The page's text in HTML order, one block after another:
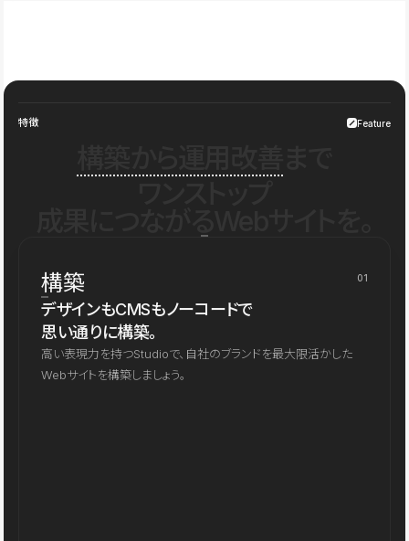
特徴 Feature
構築 01
デザインもCMSもノーコードで
思い通りに構築。
高い表現力を持つStudioで、自社のブランドを最大限活かした
Webサイトを構築しましょう。